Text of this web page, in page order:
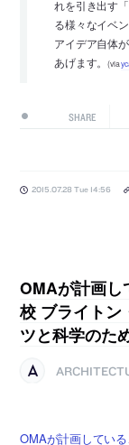
れを引き出す
る様々なイベ
アイデア自体
あげます。(via
SHARE
2015.07.28 Tue 14:56
OMAが計画し
校 ブライトン
ツと科学のた
OMAが計画してい